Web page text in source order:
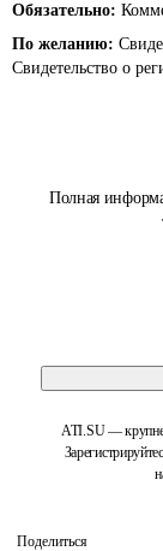
Полная
ATI.SU —
Поделиться
Обязательно:
По желанию:
Свидетельство о